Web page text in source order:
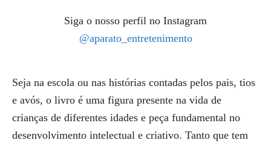
Siga o nosso perfil no Instagram
@aparato_entretenimento
Seja na escola ou nas histórias contadas pelos pais, tios
e avós, o livro é uma figura presente na vida de
crianças de diferentes idades e peça fundamental no
desenvolvimento intelectual e criativo. Tanto que tem